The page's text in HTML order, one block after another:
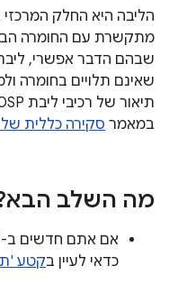
הליבה היא החלק
מתקשרת עם החומרה
שאינם תלויים בחומרה
במאמר סקירה כללית
מה השלב
כדאי לעיין בקטע